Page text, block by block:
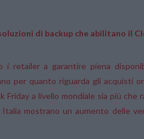
di backup che abilitano il
i retailer a garantire piena
per quanto riguarda gli acquisti
Friday a livello mondiale sia più
Italia mostrano un aumento delle